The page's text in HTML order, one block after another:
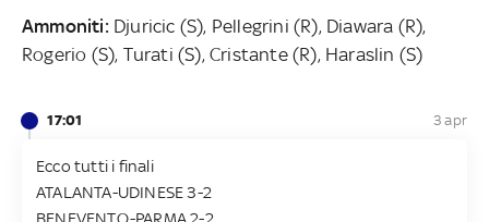
Ammoniti: Djuricic (S), Pellegrini (R), Diawara (R),
Rogerio (S), Turati (S), Cristante (R), Haraslin (S)
17:01 3 apr
Ecco tutti i finali
ATALANTA-UDINESE 3-2
BENEVENTO-PARMA 2-2